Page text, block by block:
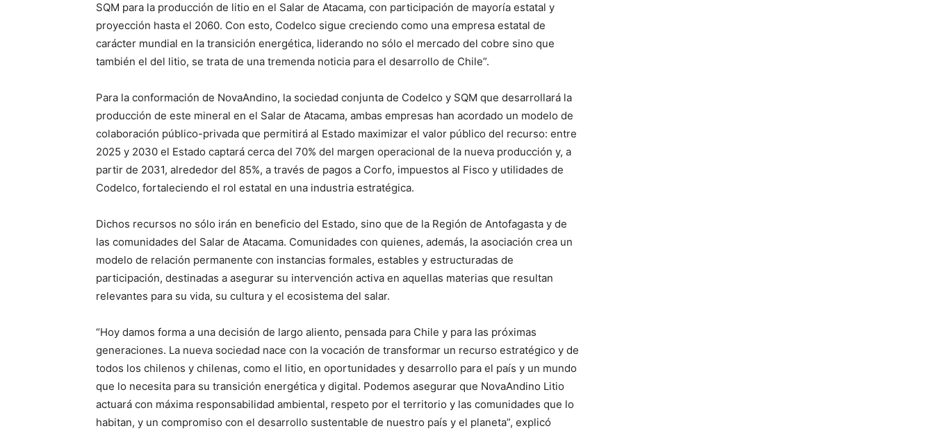
SQM para la producción de litio en el Salar de Atacama, con participación de mayoría estatal y
proyección hasta el 2060. Con esto, Codelco sigue creciendo como una empresa estatal de
carácter mundial en la transición energética, liderando no sólo el mercado del cobre sino que
también el del litio, se trata de una tremenda noticia para el desarrollo de Chile”.
Para la conformación de NovaAndino, la sociedad conjunta de Codelco y SQM que desarrollará la
producción de este mineral en el Salar de Atacama, ambas empresas han acordado un modelo de
colaboración público-privada que permitirá al Estado maximizar el valor público del recurso: entre
2025 y 2030 el Estado captará cerca del 70% del margen operacional de la nueva producción y, a
partir de 2031, alrededor del 85%, a través de pagos a Corfo, impuestos al Fisco y utilidades de
Codelco, fortaleciendo el rol estatal en una industria estratégica.
Dichos recursos no sólo irán en beneficio del Estado, sino que de la Región de Antofagasta y de
las comunidades del Salar de Atacama. Comunidades con quienes, además, la asociación crea un
modelo de relación permanente con instancias formales, estables y estructuradas de
participación, destinadas a asegurar su intervención activa en aquellas materias que resultan
relevantes para su vida, su cultura y el ecosistema del salar.
“Hoy damos forma a una decisión de largo aliento, pensada para Chile y para las próximas
generaciones. La nueva sociedad nace con la vocación de transformar un recurso estratégico y de
todos los chilenos y chilenas, como el litio, en oportunidades y desarrollo para el país y un mundo
que lo necesita para su transición energética y digital. Podemos asegurar que NovaAndino Litio
actuará con máxima responsabilidad ambiental, respeto por el territorio y las comunidades que lo
habitan, y un compromiso con el desarrollo sustentable de nuestro país y el planeta”, explicó